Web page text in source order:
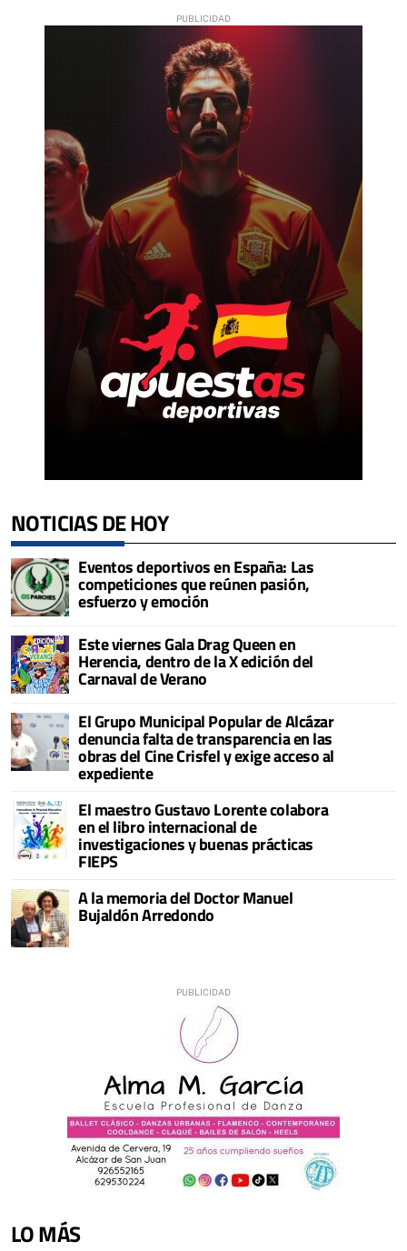
NOTICIAS DE HOY
Eventos deportivos en España: Las
competiciones que reúnen pasión,
esfuerzo y emoción
Este viernes Gala Drag Queen en
Herencia, dentro de la X edición del
Carnaval de Verano
El Grupo Municipal Popular de Alcázar
denuncia falta de transparencia en las
obras del Cine Crisfel y exige acceso al
expediente
El maestro Gustavo Lorente colabora
en el libro internacional de
investigaciones y buenas prácticas
FIEPS
A la memoria del Doctor Manuel
Bujaldón Arredondo
LO MÁS